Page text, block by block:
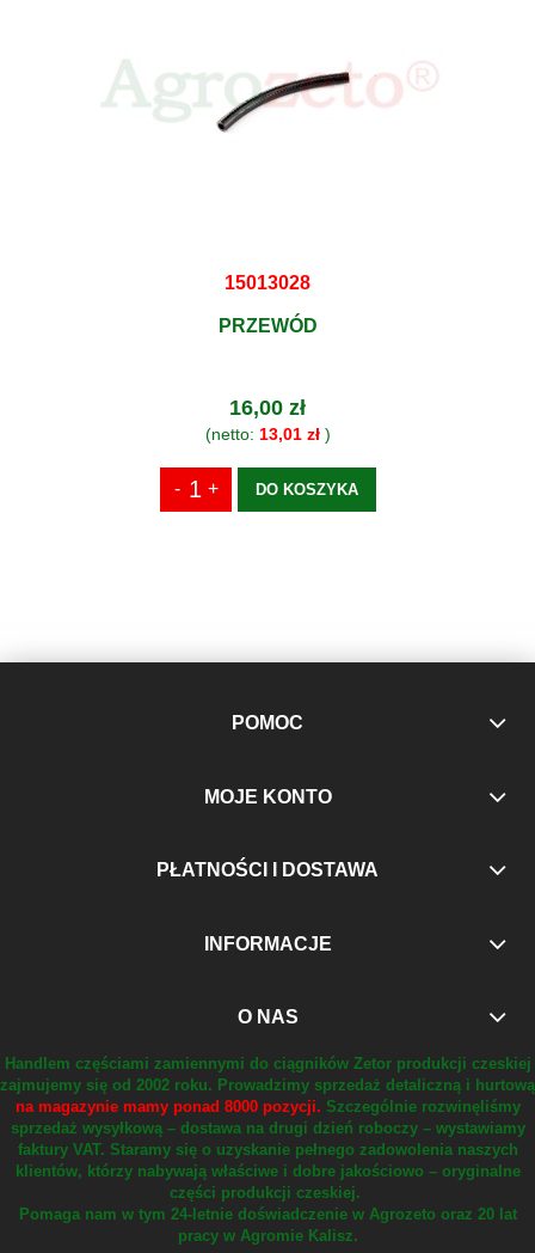
15013028
PRZEWÓD
16,00 zł
(netto: 13,01 zł)
DO KOSZYKA
POMOC
MOJE KONTO
PŁATNOŚCI I DOSTAWA
INFORMACJE
O NAS
Handlem częściami zamiennymi do ciągników Zetor produkcji czeskiej
zajmujemy się od 2002 roku. Prowadzimy sprzedaż detaliczną i hurtową
na magazynie mamy ponad 8000 pozycji. Szczególnie rozwinęliśmy
sprzedaż wysyłkową – dostawa na drugi dzień roboczy – wystawiamy
faktury VAT. Staramy się o uzyskanie pełnego zadowolenia naszych
klientów, którzy nabywają właściwe i dobre jakościowo – oryginalne
części produkcji czeskiej.
Pomaga nam w tym 24-letnie doświadczenie w Agrozeto oraz 20 lat
pracy w Agromie Kalisz.